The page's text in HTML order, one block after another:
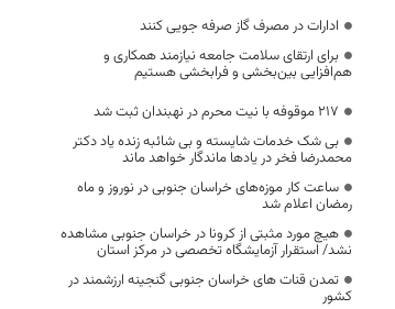
ادارات در مصرف گاز صرفه جویی کنند
برای ارتقای سلامت جامعه نیازمند همکاری و
هم‌افزایی بین‌بخشی و فرابخشی هستیم
۲۱۷ موقوفه با نیت محرم در نهبندان ثبت شد
بی شک خدمات شایسته و بی شائبه زنده یاد دکتر
محمدرضا فخر در یادها ماندگار خواهد ماند
ساعت کار موزه‌های خراسان جنوبی در نوروز و ماه
رمضان اعلام شد
هیچ مورد مثبتی از کرونا در خراسان جنوبی مشاهده
نشد/ استقرار آزمایشگاه تخصصی در مرکز استان
تمدن قنات های خراسان جنوبی گنجینه ارزشمند در
کشور